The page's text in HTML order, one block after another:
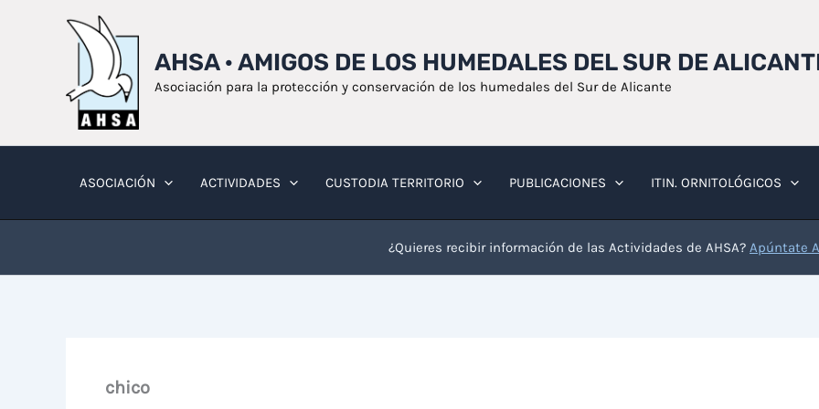
AHSA · AMIGOS DE LOS HUMEDALES DEL SUR DE
Asociación para la protección y conservación de los humedales del Sur de Alicante
ASOCIACIÓN ACTIVIDADES CUSTODIA TERRITORIO PUBLICACIONES ITIN. ORNITOLÓGICOS
¿Quieres recibir información de las Actividades de AHSA? Apúntate
chico